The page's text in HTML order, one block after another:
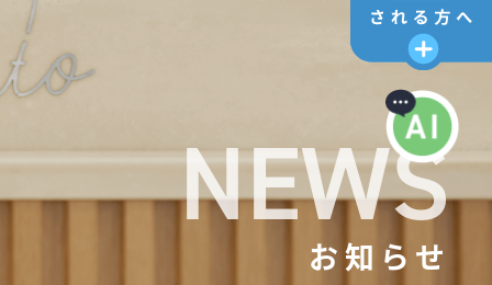
NEWS
お知らせ